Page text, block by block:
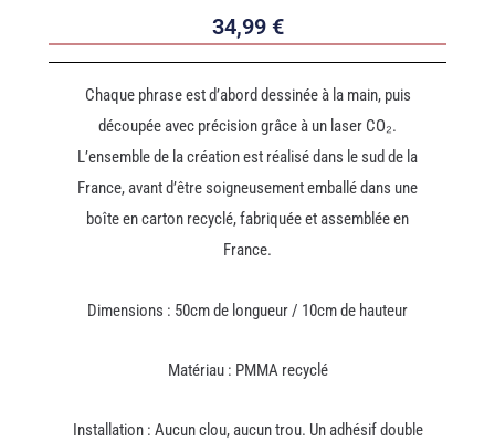
34,99 €
Chaque phrase est d’abord dessinée à la main, puis
découpée avec précision grâce à un laser CO₂.
L’ensemble de la création est réalisé dans le sud de la
France, avant d’être soigneusement emballé dans une
boîte en carton recyclé, fabriquée et assemblée en
France.
Dimensions : 50cm de longueur / 10cm de hauteur
Matériau : PMMA recyclé
Installation : Aucun clou, aucun trou. Un adhésif double